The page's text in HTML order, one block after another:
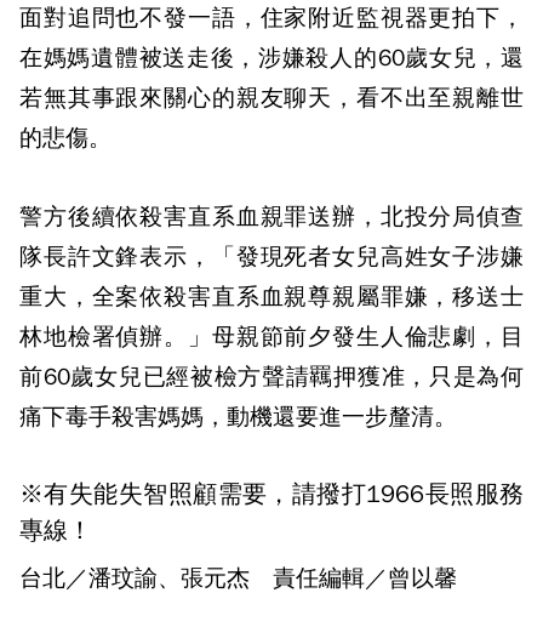
面對追問也不發一語，住家附近監視器更拍下，
在媽媽遺體被送走後，涉嫌殺人的60歲女兒，還
若無其事跟來關心的親友聊天，看不出至親離世
的悲傷。
警方後續依殺害直系血親罪送辦，北投分局偵查
隊長許文鋒表示，「發現死者女兒高姓女子涉嫌
重大，全案依殺害直系血親尊親屬罪嫌，移送士
林地檢署偵辦。」母親節前夕發生人倫悲劇，目
前60歲女兒已經被檢方聲請羈押獲准，只是為何
痛下毒手殺害媽媽，動機還要進一步釐清。
※有失能失智照顧需要，請撥打1966長照服務
專線！
台北／潘玟諭、張元杰 責任編輯／曾以馨